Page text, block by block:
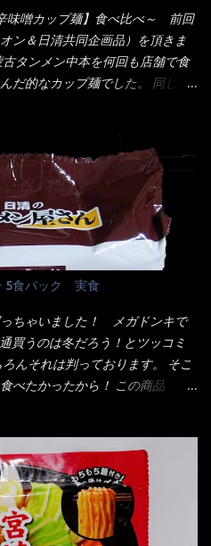
ぱり調味料の【スパイスガール
リッキーヌの粉末をよく掛け辛
酸等)、炭酸カルシウム、カラメ
類、レシチン、酸化防止剤(ビタ
ジ色素、香料、ビタミンB2、ビ
ン色素 、(一部にえび・小麦・
ろ芋、卵白)、かやく(小えびてん
しょうゆ、魚介エキス、たん白加
、香味油脂)／加工でん粉、調味
、カラメル色素、リン酸塩
化防止剤(ビタミンE)、クチナシ
タミンB2、ビタミンB1、香辛料
・卵・ さば ・大豆・豚肉・やま
れば、緑のたぬきの方が蒲鉾が
ね！ それとカロチン色素・・・
バ読んでないか？？ ■カロリー
味噌カップ麺】食べ比べ～ 前回
ン＆日清共同企画品）を頂きま
タンメン中本を何回も店舗で食
だ的なカップ麺でした。 同じ日
ルエットが辛さを醸し出してい
されてはいけない！！ 私はペ
食した漢だ。 その後の獄激辛カ
ル激辛味噌はカップに敢えて辛
れはレベル5！ 日清としては最上
モデルも食べてはいるけど、1年
歳だから記憶力が、どうのこう
インパクトに欠けている商品と
小袋なんてありゃしない！ カ
湯を注ぐだけで出来る！それが
。 だから粉末スープの具も全
特に縦型Bigカップだと、スー
に対流が起こり、表層が泡立っ
ワイトカップ丼型です。 こちら
スープも満遍なく全体に行き渡
とスープは最後に移すとこうな
！ やはり一部粉末スープが縦型
5食パック 実食
ちゃいました！ メガドンキで
買うのは冬だろう！とツッコミ
んそれは判っております。 そこ
べたかったから！ この商品
るのが遅い） リニューアル前の
年は、カップ麺の方が話題性も
の無いのを食べても・・・しょ
無いのに、外国の人には尚更ね
】と云われる程だが、10年位前